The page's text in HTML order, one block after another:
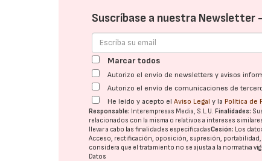
Suscríbase a nuestra Newsletter -
Marcar todos
Autorizo el envío de newsletters y avisos
Autorizo el envío de comunicaciones de
He leído y acepto elAviso Legal y la Política de
Responsable: Interempresas Media, S.L.U.Finalidades:
relacionados con la misma o relativos a intereses
llevar a cabo las finalidades especificadasCesión: Los
Acceso, rectificación, oposición, supresión,
considera que el tratamiento no se ajusta a la normativa
Datos